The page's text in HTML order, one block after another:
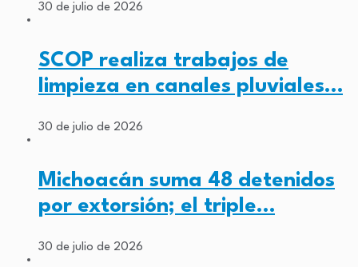
30 de julio de 2026
SCOP realiza trabajos de
limpieza en canales pluviales…
30 de julio de 2026
Michoacán suma 48 detenidos
por extorsión; el triple…
30 de julio de 2026